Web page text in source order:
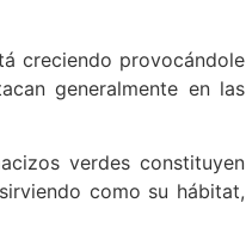
creciendo provocándole
generalmente en las
verdes constituyen
como su hábitat,